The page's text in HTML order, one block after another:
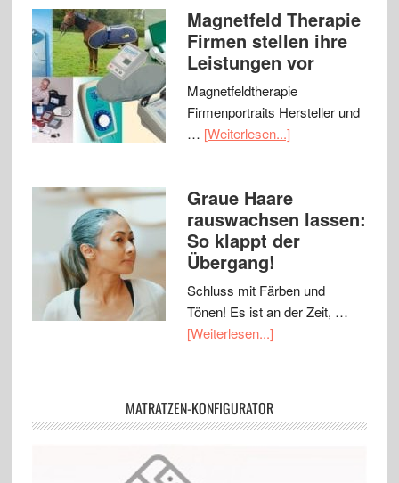
Magnetfeld Therapie
Firmen stellen ihre
Leistungen vor
Magnetfeldtherapie
Firmenportraits Hersteller und
… [Weiterlesen...]
Graue Haare
rauswachsen lassen:
So klappt der
Übergang!
Schluss mit Färben und
Tönen! Es ist an der Zeit, …
[Weiterlesen...]
MATRATZEN-KONFIGURATOR